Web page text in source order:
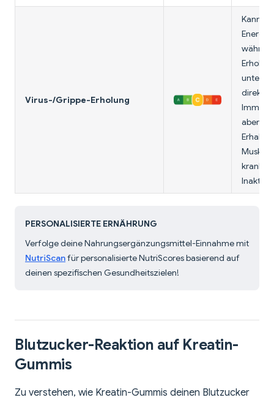
Virus-/Grippe-Erholung
Kann
direkter
aber
PERSONALISIERTE ERNÄHRUNG
Verfolge deine Nahrungsergänzungsmittel-Einnahme mit
NutriScanfür personalisierte NutriScores basierend auf
deinen spezifischen Gesundheitszielen!
Blutzucker-Reaktion auf Kreatin-
Gummis
Zu verstehen, wie Kreatin-Gummis deinen Blutzucker